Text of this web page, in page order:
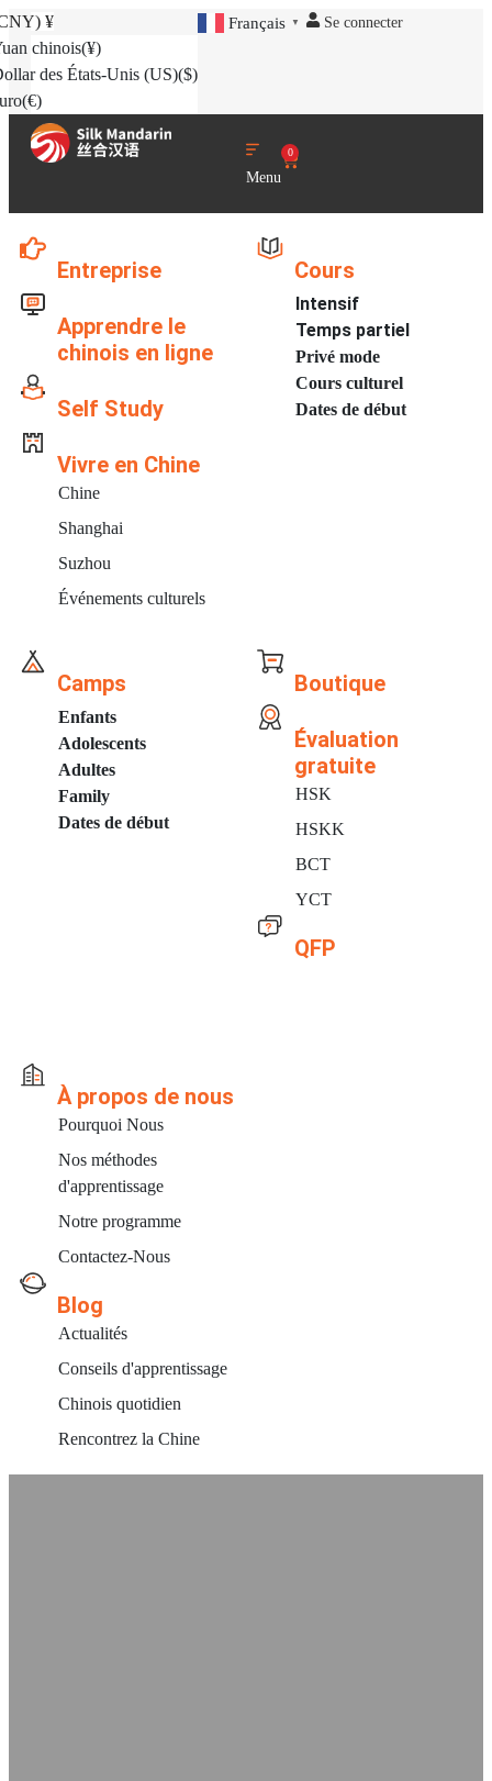
¥
chinois(¥)
des États-Unis (US)($)
(€)
Français ▼ Se connecter
Menu
0
Entreprise
Apprendre le
chinois en ligne
Self Study
Vivre en Chine
Chine
Shanghai
Suzhou
Événements culturels
Cours
Intensif
Temps partiel
Privé mode
Cours culturel
Dates de début
Camps
Enfants
Adolescents
Adultes
Family
Dates de début
Boutique
Évaluation
gratuite
HSK
HSKK
BCT
YCT
QFP
À propos de nous
Pourquoi Nous
Nos méthodes
d'apprentissage
Notre programme
Contactez-Nous
Blog
Actualités
Conseils d'apprentissage
Chinois quotidien
Rencontrez la Chine